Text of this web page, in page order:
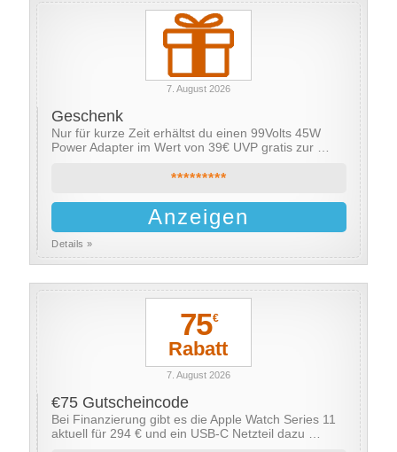
7. August 2026
Geschenk
Nur für kurze Zeit erhältst du einen 99Volts 45W
Power Adapter im Wert von 39€ UVP gratis zur …
*********
Anzeigen
Details »
75€
Rabatt
7. August 2026
€75 Gutscheincode
Bei Finanzierung gibt es die Apple Watch Series 11
aktuell für 294 € und ein USB-C Netzteil dazu …